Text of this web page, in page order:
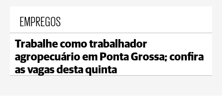
EMPREGOS
Trabalhe como trabalhador
agropecuário em Ponta Grossa; confira
as vagas desta quinta